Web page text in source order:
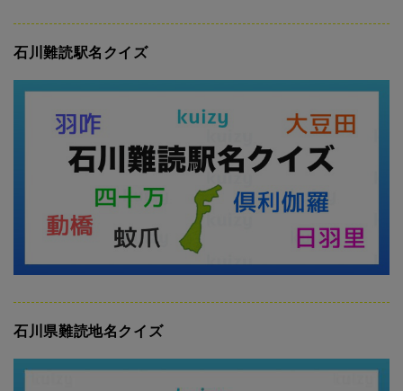
石川難読駅名クイズ
石川県難読地名クイズ